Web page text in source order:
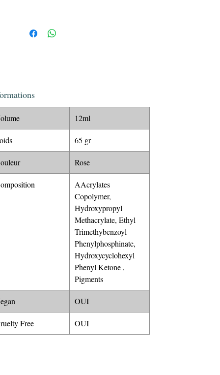
12ml
65 gr
Rose
AAcrylates
Copolymer,
Hydroxypropyl
Methacrylate, Ethyl
Trimethybenzoyl
Phenylphosphinate,
Hydroxycyclohexyl
Phenyl Ketone ,
Pigments
OUI
Free OUI